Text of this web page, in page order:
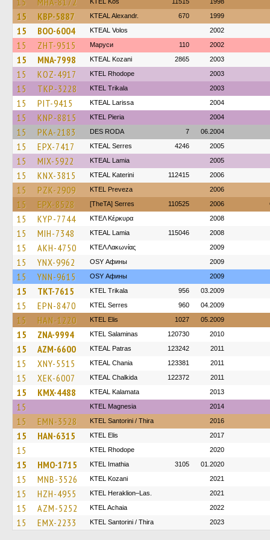
15 KBP-5887 KTEAL Alexandr. 670 1999
15 BOO-6004 KTEAL Volos 2002
15 ZHT-9515 Маруси 110 2002
15 MNA-7998 KTEAL Kozani 2865 2003
15 KOZ-4917 KTEL Rhodope 2003
15 TKP-3228 ΚΤΕL Τrikala 2003
15 PIT-9415 KTEAL Larissa 2004
15 KNP-8815 KTEL Pieria 2004
15 PKA-2183 DES RODA 7 06.2004
15 EPX-7417 KTEAL Serres 4246 2005
15 MIX-5922 KTEAL Lamia 2005
15 KNX-3815 KTEAL Katerini 112415 2006
15 PZK-2909 KTEL Preveza 2006
15 EPX-8528 [TheTA] Serres 110525 2006
15 KYP-7744 ΚΤΕΛ Κέρκυρα 2008
15 MIH-7348 KTEAL Lamia 115046 2008
15 AKH-4750 ΚΤΕΛ Λακωνίας 2009
15 YNX-9962 OSY Афины 2009
15 YNN-9615 OSY Афины 2009
15 TKT-7615 ΚΤΕL Τrikala 956 03.2009
15 EPN-8470 KTEL Serres 960 04.2009
15 HAN-1220 KTEL Elis 1027 05.2009
15 ZNA-9994 KTEL Salaminas 120730 2010
15 AZM-6600 KTEAL Patras 123242 2011
15 XNY-5515 KTEAL Chania 123381 2011
15 XEK-6007 KTEAL Chalkida 122372 2011
15 KMX-4488 KTEAL Kalamata 2013
15 ΚΤΕL Magnesia 2014
15 EMN-3528 KTEL Santorini / Thira 2016
15 HAN-6315 KTEL Elis 2017
15 KTEL Rhodope 2020
15 HMO-1715 KTEL Imathia 3105 01.2020
15 MNB-3526 ΚΤΕL Kozani 2021
15 HZH-4955 KTEL Heraklion–Las. 2021
15 AZM-5252 KTEL Achaia 2022
15 EMX-2233 KTEL Santorini / Thira 2023